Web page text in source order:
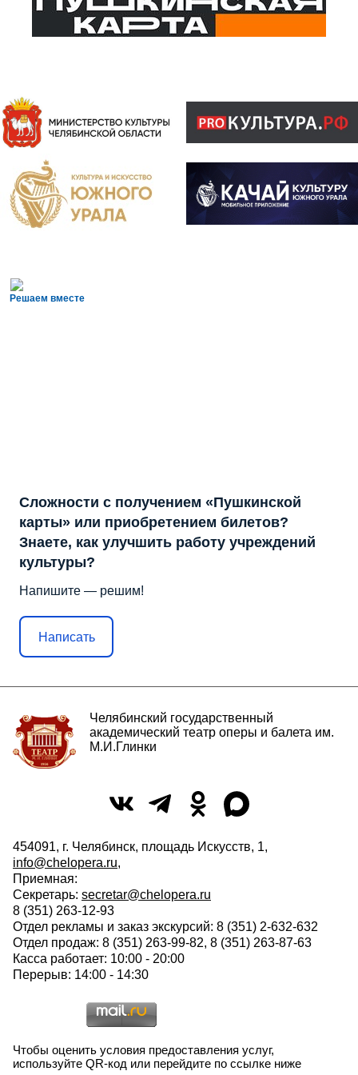
Решаем вместе
Сложности с получением «Пушкинской
карты» или приобретением билетов?
Знаете, как улучшить работу учреждений
культуры?
Напишите — решим!
Написать
Челябинский государственный
академический театр оперы и балета им.
М.И.Глинки
454091, г. Челябинск, площадь Искусств, 1,
info@chelopera.ru,
Приемная:
Секретарь: secretar@chelopera.ru
8 (351) 263-12-93
Отдел рекламы и заказ экскурсий: 8 (351) 2-632-632
Отдел продаж: 8 (351) 263-99-82, 8 (351) 263-87-63
Касса работает: 10:00 - 20:00
Перерыв: 14:00 - 14:30
Чтобы оценить условия предоставления услуг,
используйте QR-код или перейдите по ссылке ниже